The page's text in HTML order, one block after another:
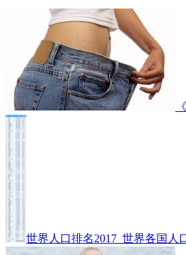
世界人口排名2017_世界各国人